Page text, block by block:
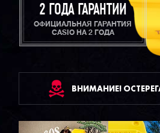
2 ГОДА ГАРАНТИИ
ОФИЦИАЛЬНАЯ ГАРАНТИЯ
CASIO НА 2 ГОДА
ВНИМАНИЕ!